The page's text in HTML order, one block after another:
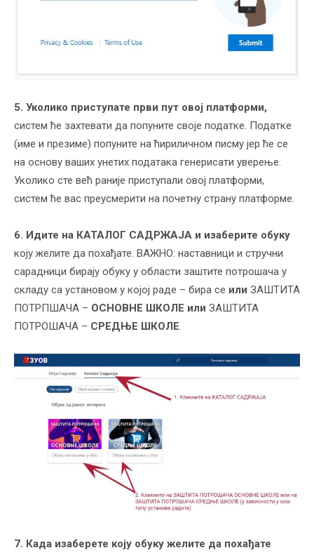
5. Уколико приступате први пут овој платформи,
систем ће захтевати да попуните своје податке. Податке
(име и презиме) попуните на ћириличном писму јер ће се
на основу ваших унетих података генерисати уверење.
Уколико сте већ раније приступали овој платформи,
систем ће вас преусмерити на почетну страну платформе.
6. Идите на КАТАЛОГ САДРЖАЈА и изаберите обуку
коју желите да похађате. ВАЖНО: наставници и стручни
сарадници бирају обуку у области заштите потрошача у
складу са установом у којој раде – бира се или ЗАШТИТА
ПОТРПШАЧА – ОСНОВНЕ ШКОЛЕ или ЗАШТИТА
ПОТРОШАЧА – СРЕДЊЕ ШКОЛЕ.
7. Када изаберете коју обуку желите да похађате